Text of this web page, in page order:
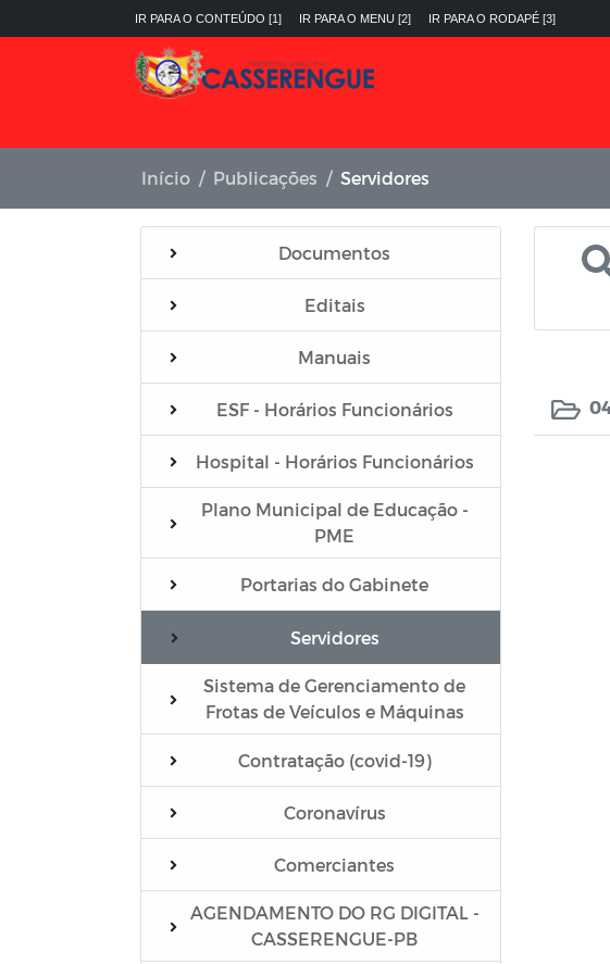
IR PARA O CONTEÚDO [1] IR PARA O MENU [2] IR PARA O RODAPÉ [3]
Início Publicações Servidores
Documentos
Editais
Manuais
ESF - Horários Funcionários
Hospital - Horários Funcionários
Plano Municipal de Educação -
PME
Portarias do Gabinete
Servidores
Sistema de Gerenciamento de
Frotas de Veículos e Máquinas
Contratação (covid-19)
Coronavírus
Comerciantes
AGENDAMENTO DO RG DIGITAL -
CASSERENGUE-PB